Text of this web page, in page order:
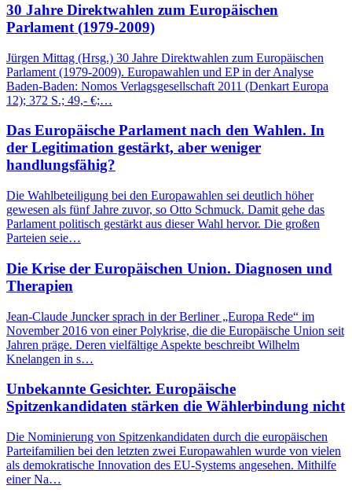
30 Jahre Direktwahlen zum Europäischen
Parlament (1979-2009)
Jürgen Mittag (Hrsg.) 30 Jahre Direktwahlen zum Europäischen
Parlament (1979-2009). Europawahlen und EP in der Analyse
Baden-Baden: Nomos Verlagsgesellschaft 2011 (Denkart Europa
12); 372 S.; 49,- €;…
Das Europäische Parlament nach den Wahlen. In
der Legitimation gestärkt, aber weniger
handlungsfähig?
Die Wahlbeteiligung bei den Europawahlen sei deutlich höher
gewesen als fünf Jahre zuvor, so Otto Schmuck. Damit gehe das
Parlament politisch gestärkt aus dieser Wahl hervor. Die großen
Parteien seie…
Die Krise der Europäischen Union. Diagnosen und
Therapien
Jean-Claude Juncker sprach in der Berliner „Europa Rede“ im
November 2016 von einer Polykrise, die die Europäische Union seit
Jahren präge. Deren vielfältige Aspekte beschreibt Wilhelm
Knelangen in s…
Unbekannte Gesichter. Europäische
Spitzenkandidaten stärken die Wählerbindung nicht
Die Nominierung von Spitzenkandidaten durch die europäischen
Parteifamilien bei den letzten zwei Europawahlen wurde von vielen
als demokratische Innovation des EU-Systems angesehen. Mithilfe
einer Na…